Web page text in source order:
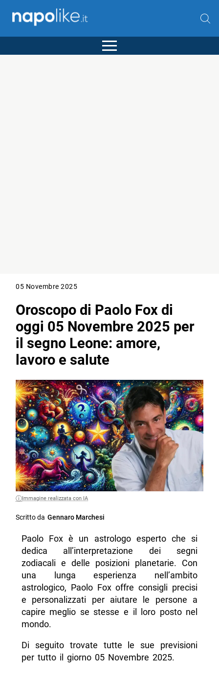
05 Novembre 2025
Oroscopo di Paolo Fox di
oggi 05 Novembre 2025 per
il segno Leone: amore,
lavoro e salute
Immagine realizzata con IA
Scritto da Gennaro Marchesi
Paolo Fox è un astrologo esperto che si
dedica all’interpretazione dei segni
zodiacali e delle posizioni planetarie. Con
una lunga esperienza nell’ambito
astrologico, Paolo Fox offre consigli precisi
e personalizzati per aiutare le persone a
capire meglio se stesse e il loro posto nel
mondo.
Di seguito trovate tutte le sue previsioni
per tutto il giorno 05 Novembre 2025.